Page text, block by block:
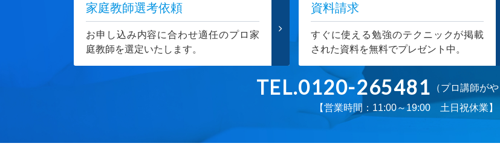
家庭教師選考依頼
お申し込み内容に合わせ適任のプロ家
庭教師を選定いたします。
資料請求
すぐに使える勉強のテクニックが掲載
された資料を無料でプレゼント中。
TEL.0120-265481 （プロ講師が
【営業時間：11:00～19:00 土日祝休業】